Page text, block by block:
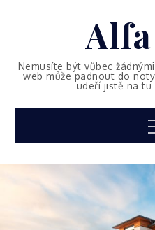
Nemusíte být vůbec
web může padnout do
udeří jistě na tu